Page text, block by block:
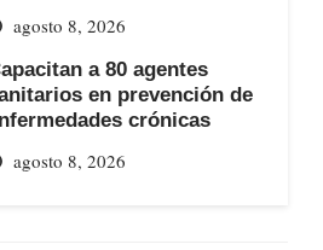
agosto 8, 2026
a 80 agentes
en prevención de
crónicas
agosto 8, 2026